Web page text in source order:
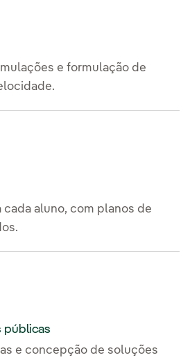
e formulação de
cada aluno, com planos de
públicas
e concepção de soluções